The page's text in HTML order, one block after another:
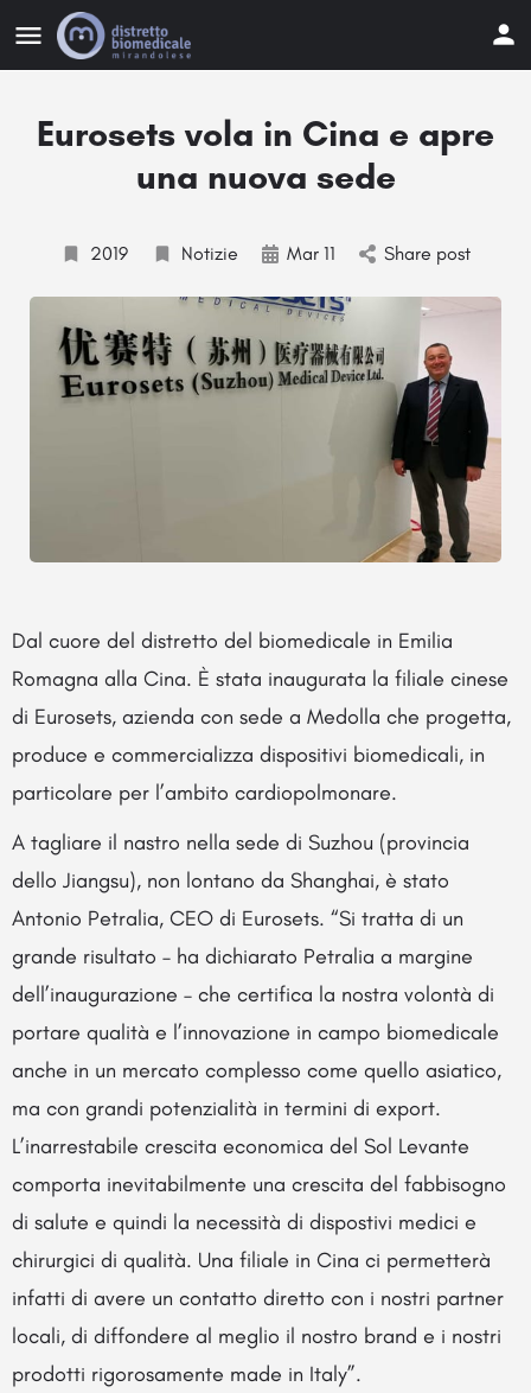
Eurosets vola in Cina e apre
una nuova sede
2019 Notizie Mar 11 Share post
Dal cuore del distretto del biomedicale in Emilia
Romagna alla Cina. È stata inaugurata la filiale cinese
di Eurosets, azienda con sede a Medolla che progetta,
produce e commercializza dispositivi biomedicali, in
particolare per l’ambito cardiopolmonare.
A tagliare il nastro nella sede di Suzhou (provincia
dello Jiangsu), non lontano da Shanghai, è stato
Antonio Petralia, CEO di Eurosets. “Si tratta di un
grande risultato – ha dichiarato Petralia a margine
dell’inaugurazione – che certifica la nostra volontà di
portare qualità e l’innovazione in campo biomedicale
anche in un mercato complesso come quello asiatico,
ma con grandi potenzialità in termini di export.
L’inarrestabile crescita economica del Sol Levante
comporta inevitabilmente una crescita del fabbisogno
di salute e quindi la necessità di dispostivi medici e
chirurgici di qualità. Una filiale in Cina ci permetterà
infatti di avere un contatto diretto con i nostri partner
locali, di diffondere al meglio il nostro brand e i nostri
prodotti rigorosamente made in Italy”.